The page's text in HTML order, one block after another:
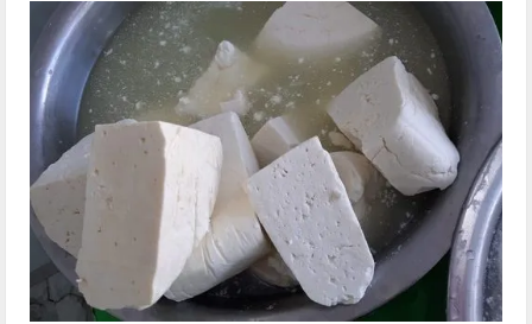
Xocalının
Daşbulaq
kəndində
tut
bağında
görülmüş
işlərlə
tanış
olub